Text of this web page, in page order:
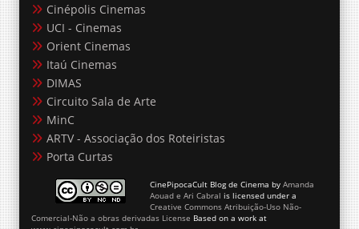
Cinépolis Cinemas
UCI - Cinemas
Orient Cinemas
Itaú Cinemas
DIMAS
Circuito Sala de Arte
MinC
ARTV - Associação dos Roteiristas
Porta Curtas
CinePipocaCult Blog de Cinema by Amanda
Aouad e Ari Cabral is licensed under a
Creative Commons Atribuição-Uso Não-
Comercial-Não a obras derivadas License Based on a work at